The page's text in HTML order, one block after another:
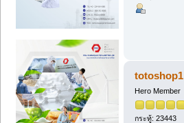
totoshop1
Hero Member
กระทู้: 23443